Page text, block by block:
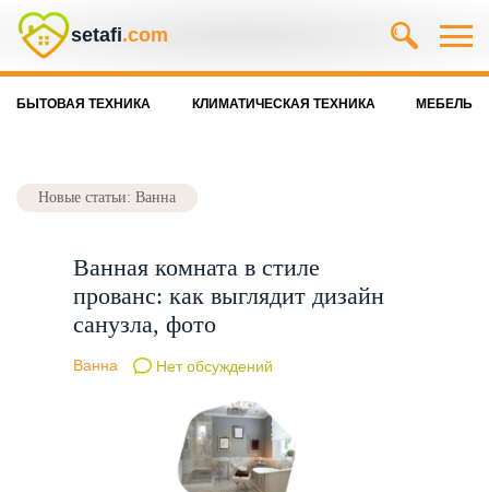
setafi.com
БЫТОВАЯ ТЕХНИКА КЛИМАТИЧЕСКАЯ ТЕХНИКА МЕБЕЛЬ
Новые статьи: Ванна
Ванная комната в стиле
прованс: как выглядит дизайн
санузла, фото
Ванна Нет обсуждений